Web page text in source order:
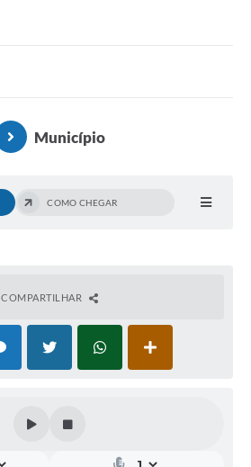
Município
COMO CHEGAR
COMPARTILHAR